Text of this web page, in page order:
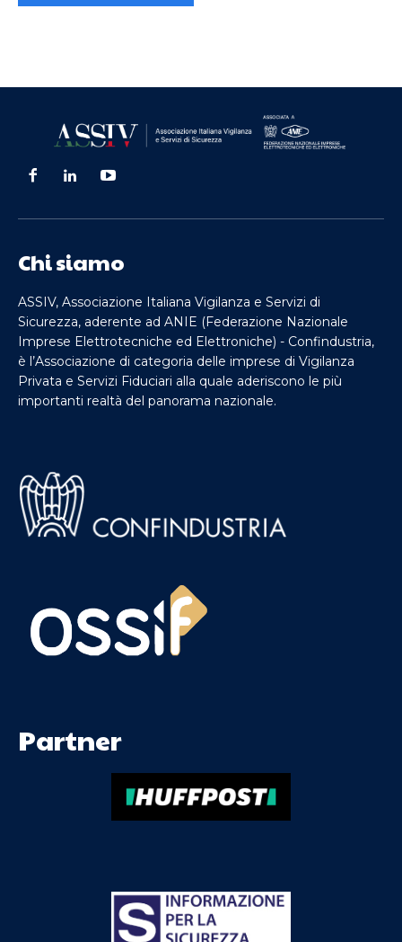
Chi siamo
ASSIV, Associazione Italiana Vigilanza e Servizi di
Sicurezza, aderente ad ANIE (Federazione Nazionale
Imprese Elettrotecniche ed Elettroniche) - Confindustria,
è l’Associazione di categoria delle imprese di Vigilanza
Privata e Servizi Fiduciari alla quale aderiscono le più
importanti realtà del panorama nazionale.
Partner